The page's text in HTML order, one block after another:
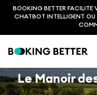
BOOKING BETTER FACILITE
CHATBOT INTELLIGENT OU
Le Manoir